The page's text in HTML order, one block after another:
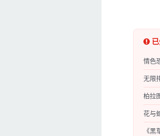
已
情色
无限
柏拉
花与
《